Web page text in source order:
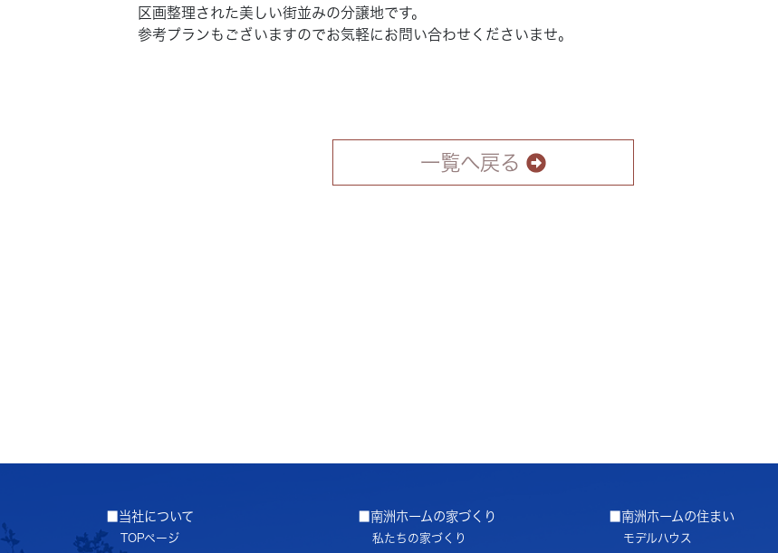
区画整理された美しい街並みの分譲地です。
参考プランもございますのでお気軽にお問い合わせくださいませ。
一覧へ戻る
■当社について
TOPページ
■南洲ホームの家づくり
私たちの家づくり
■南洲ホームの住まい
モデルハウス